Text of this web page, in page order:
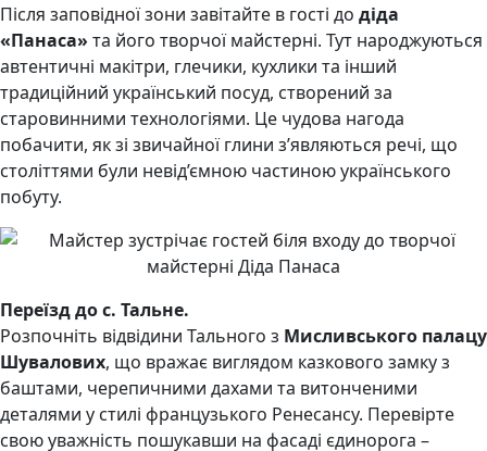
Після заповідної зони завітайте в гості до діда
«Панаса» та його творчої майстерні. Тут народжуються
автентичні макітри, глечики, кухлики та інший
традиційний український посуд, створений за
старовинними технологіями. Це чудова нагода
побачити, як зі звичайної глини з’являються речі, що
століттями були невід’ємною частиною українського
побуту.
Переїзд до с. Тальне.
Розпочніть відвідини Тального з Мисливського палацу
Шувалових, що вражає виглядом казкового замку з
баштами, черепичними дахами та витонченими
деталями у стилі французького Ренесансу. Перевірте
свою уважність пошукавши на фасаді єдинорога –